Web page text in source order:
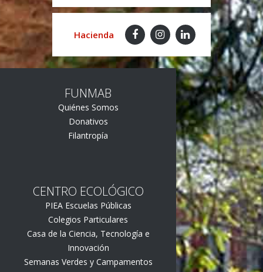
Hacienda
FUNMAB
Quiénes Somos
Donativos
Filantropía
CENTRO ECOLÓGICO
PIEA Escuelas Públicas
Colegios Particulares
Casa de la Ciencia, Tecnología e
Innovación
Semanas Verdes y Campamentos